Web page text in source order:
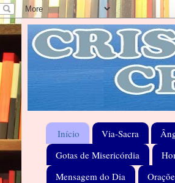
Início Via-Sacra
Gotas de Misericórdia
Mensagem do Dia